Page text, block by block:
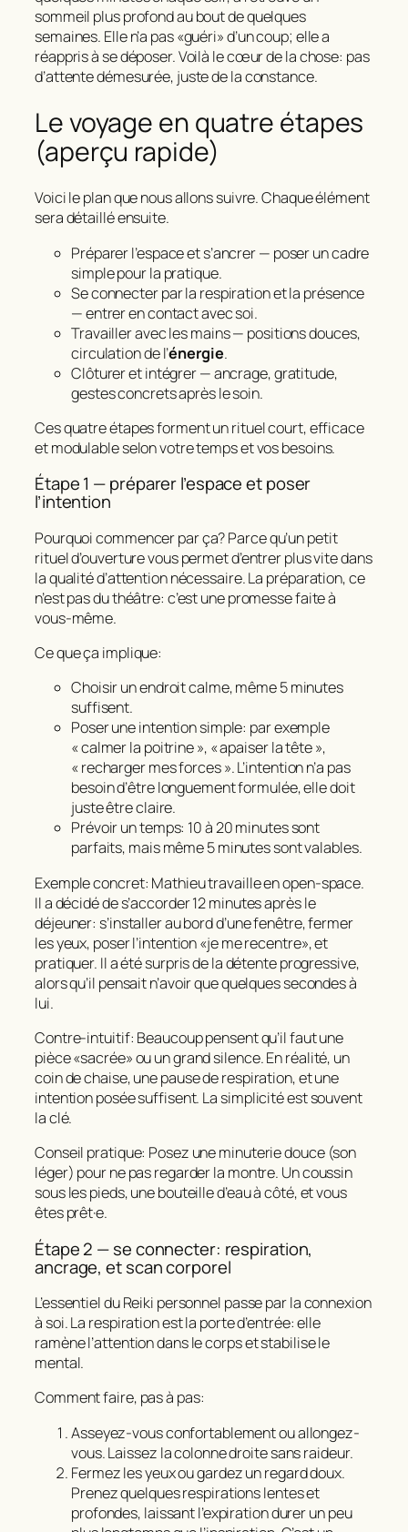
sommeil plus profond au bout de quelques
semaines. Elle n’a pas «guéri» d’un coup; elle a
réappris à se déposer. Voilà le cœur de la chose: pas
d’attente démesurée, juste de la constance.
Le voyage en quatre étapes
(aperçu rapide)
Voici le plan que nous allons suivre. Chaque élément
sera détaillé ensuite.
Préparer l’espace et s’ancrer — poser un cadre
simple pour la pratique.
Se connecter par la respiration et la présence
— entrer en contact avec soi.
Travailler avec les mains — positions douces,
circulation de l’énergie.
Clôturer et intégrer — ancrage, gratitude,
gestes concrets après le soin.
Ces quatre étapes forment un rituel court, efficace
et modulable selon votre temps et vos besoins.
Étape 1 — préparer l’espace et poser
l’intention
Pourquoi commencer par ça? Parce qu’un petit
rituel d’ouverture vous permet d’entrer plus vite dans
la qualité d’attention nécessaire. La préparation, ce
n’est pas du théâtre: c’est une promesse faite à
vous-même.
Ce que ça implique:
Choisir un endroit calme, même 5 minutes
suffisent.
Poser une intention simple: par exemple
« calmer la poitrine », « apaiser la tête »,
« recharger mes forces ». L’intention n’a pas
besoin d’être longuement formulée, elle doit
juste être claire.
Prévoir un temps: 10 à 20 minutes sont
parfaits, mais même 5 minutes sont valables.
Exemple concret: Mathieu travaille en open-space.
Il a décidé de s’accorder 12 minutes après le
déjeuner: s’installer au bord d’une fenêtre, fermer
les yeux, poser l’intention «je me recentre», et
pratiquer. Il a été surpris de la détente progressive,
alors qu’il pensait n’avoir que quelques secondes à
lui.
Contre‑intuitif: Beaucoup pensent qu’il faut une
pièce «sacrée» ou un grand silence. En réalité, un
coin de chaise, une pause de respiration, et une
intention posée suffisent. La simplicité est souvent
la clé.
Conseil pratique: Posez une minuterie douce (son
léger) pour ne pas regarder la montre. Un coussin
sous les pieds, une bouteille d’eau à côté, et vous
êtes prêt·e.
Étape 2 — se connecter: respiration,
ancrage, et scan corporel
L’essentiel du Reiki personnel passe par la connexion
à soi. La respiration est la porte d’entrée: elle
ramène l’attention dans le corps et stabilise le
mental.
Comment faire, pas à pas:
Asseyez-vous confortablement ou allongez-
vous. Laissez la colonne droite sans raideur.
Fermez les yeux ou gardez un regard doux.
Prenez quelques respirations lentes et
profondes, laissant l’expiration durer un peu